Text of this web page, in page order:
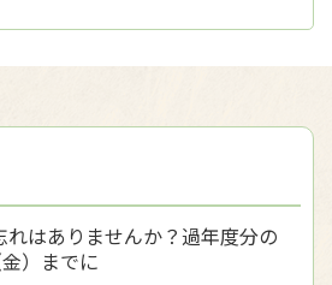
はありませんか？過年度分の
）までに